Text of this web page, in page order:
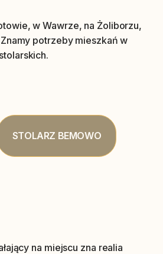
w Wawrze, na Żoliborzu,
potrzeby mieszkań w
STOLARZ BEMOWO
na miejscu zna realia